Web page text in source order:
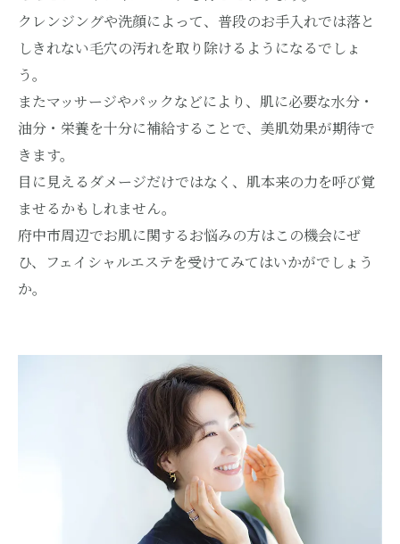
クレンジングや洗顔によって、普段のお手入れでは落と
しきれない毛穴の汚れを取り除けるようになるでしょ
う。
またマッサージやパックなどにより、肌に必要な水分・
油分・栄養を十分に補給することで、美肌効果が期待で
きます。
目に見えるダメージだけではなく、肌本来の力を呼び覚
ませるかもしれません。
府中市周辺でお肌に関するお悩みの方はこの機会にぜ
ひ、フェイシャルエステを受けてみてはいかがでしょう
か。